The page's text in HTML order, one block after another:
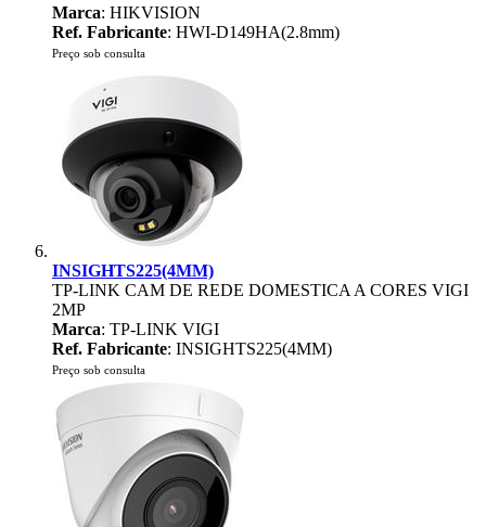
Marca: HIKVISION
Ref. Fabricante: HWI-D149HA(2.8mm)
Preço sob consulta
INSIGHTS225(4MM)
TP-LINK CAM DE REDE DOMESTICA A CORES VIGI
2MP
Marca: TP-LINK VIGI
Ref. Fabricante: INSIGHTS225(4MM)
Preço sob consulta